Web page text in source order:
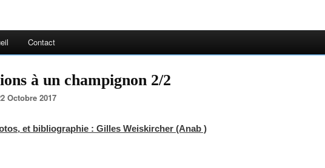
Contact
à un champignon 2/2
Octobre 2017
et bibliographie : Gilles Weiskircher (Anab )